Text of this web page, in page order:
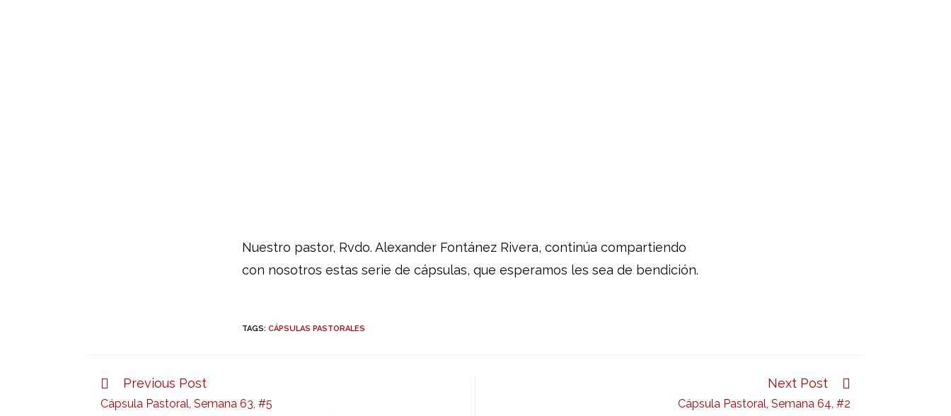
Nuestro pastor, Rvdo. Alexander Fontánez Rivera, continúa compartiendo
con nosotros estas serie de cápsulas, que esperamos les sea de bendición.
TAGS: CÁPSULAS PASTORALES
Previous Post
Cápsula Pastoral, Semana 63, #5
Next Post
Cápsula Pastoral, Semana 64, #2